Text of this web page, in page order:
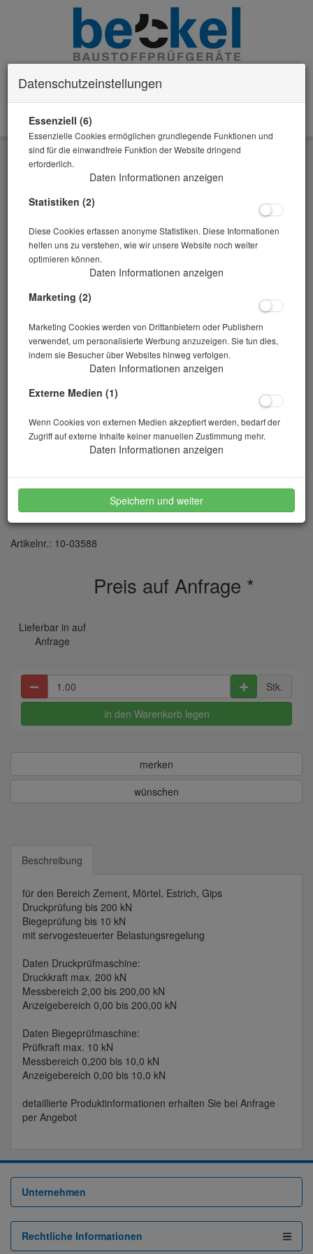
Zurück
Alle Artikel zeigen aus: Prüfmaschinen für Baustoffprüfungen
Druck/Biegeprüf- Maschine MEGA 100-200-10
DM1-S
Artikelnr.: 10-03588
Preis auf Anfrage *
Lieferbar in auf
Anfrage
Stk.
in den Warenkorb legen
merken
wünschen
Beschreibung
für den Bereich Zement, Mörtel, Estrich, Gips
Druckprüfung bis 200 kN
Biegeprüfung bis 10 kN
mit servogesteuerter Belastungsregelung
Daten Druckprüfmaschine:
Druckkraft max. 200 kN
Messbereich 2,00 bis 200,00 kN
Anzeigebereich 0,00 bis 200,00 kN
Daten Biegeprüfmaschine:
Prüfkraft max. 10 kN
Messbereich 0,200 bis 10,0 kN
Anzeigebereich 0,00 bis 10,0 kN
detaillierte Produktinformationen erhalten Sie bei Anfrage
per Angebot
Unternehmen
Rechtliche Informationen
Datenschutzeinstellungen
Essenziell (6)
Essenzielle Cookies ermöglichen grundlegende Funktionen und
sind für die einwandfreie Funktion der Website dringend
erforderlich.
Daten Informationen anzeigen
Statistiken (2)
Diese Cookies erfassen anonyme Statistiken. Diese Informationen
helfen uns zu verstehen, wie wir unsere Website noch weiter
optimieren können.
Daten Informationen anzeigen
Marketing (2)
Marketing Cookies werden von Drittanbietern oder Publishern
verwendet, um personalisierte Werbung anzuzeigen. Sie tun dies,
indem sie Besucher über Websites hinweg verfolgen.
Daten Informationen anzeigen
Externe Medien (1)
Wenn Cookies von externen Medien akzeptiert werden, bedarf der
Zugriff auf externe Inhalte keiner manuellen Zustimmung mehr.
Daten Informationen anzeigen
Speichern und weiter